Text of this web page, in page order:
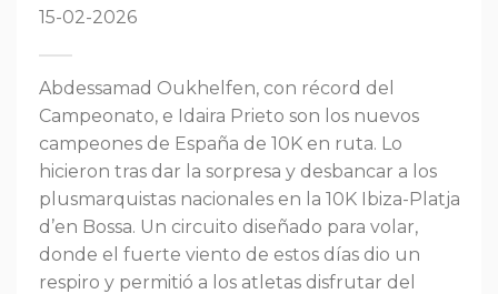
15-02-2026
Abdessamad Oukhelfen, con récord del
Campeonato, e Idaira Prieto son los nuevos
campeones de España de 10K en ruta. Lo
hicieron tras dar la sorpresa y desbancar a los
plusmarquistas nacionales en la 10K Ibiza-Platja
d’en Bossa. Un circuito diseñado para volar,
donde el fuerte viento de estos días dio un
respiro y permitió a los atletas disfrutar del